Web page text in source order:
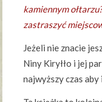
kamiennym
zastraszyć
Jeżeli nie znacie
Niny Kiryłło i jej
najwyższy czas aby